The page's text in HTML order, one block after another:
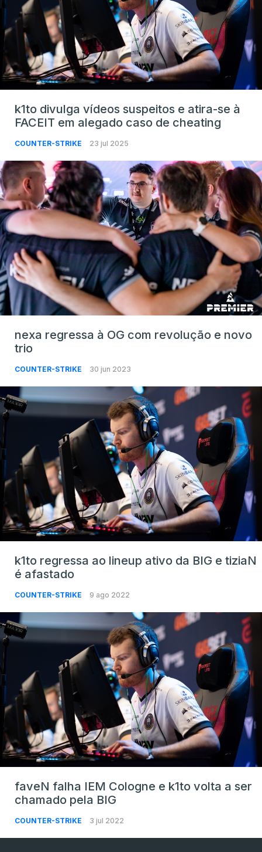
k1to divulga vídeos suspeitos e atira-se à
FACEIT em alegado caso de cheating
COUNTER-STRIKE 23 jul 2025
nexa regressa à OG com revolução e novo
trio
COUNTER-STRIKE 30 jun 2023
k1to regressa ao lineup ativo da BIG e tiziaN
é afastado
COUNTER-STRIKE 9 ago 2022
faveN falha IEM Cologne e k1to volta a ser
chamado pela BIG
COUNTER-STRIKE 3 jul 2022